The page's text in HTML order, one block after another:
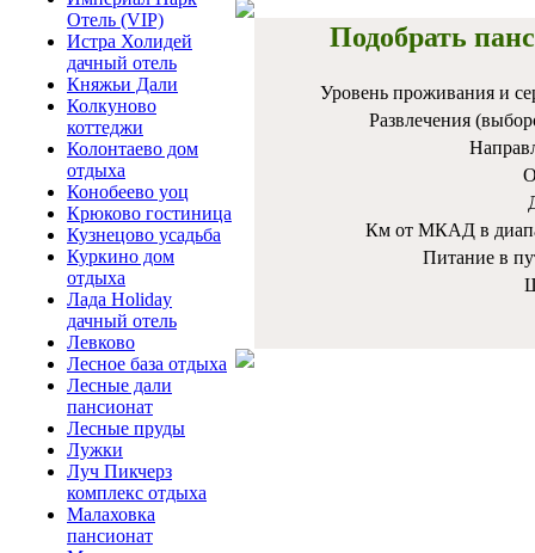
Отель (VIP)
Истра Холидей
дачный отель
Княжьи Дали
Колкуново
коттеджи
Колонтаево дом
отдыха
Конобеево уоц
Крюково гостиница
Кузнецово усадьба
Куркино дом
отдыха
Лада Holiday
дачный отель
Левково
Лесное база отдыха
Лесные дали
пансионат
Лесные пруды
Лужки
Луч Пикчерз
комплекс отдыха
Малаховка
пансионат
Подобрать
Уровень проживания и
Развлечения
Км от МКАД в
Питание в